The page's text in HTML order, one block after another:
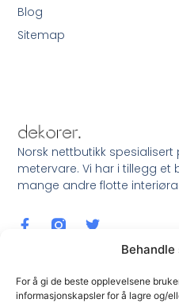
For å gi de beste opplevelsene
informasjonskapsler for å lagre og/
Norsk nettbutikk
metervare. Vi har i tillegg
mange andre flotte
Blog
Sitemap